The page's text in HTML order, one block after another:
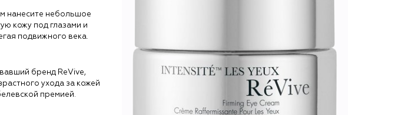
нанесите небольшое
кожу под глазами и
подвижного века.
бренд ReVive,
ухода за кожей
премией.